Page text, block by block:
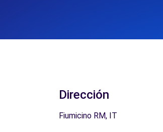
Dirección
Fiumicino RM, IT